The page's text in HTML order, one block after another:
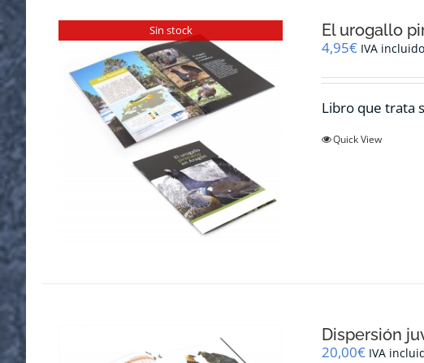
Sin stock El urogallo
4,95€ IVA incluido
Libro que trata
Quick View
Dispersión
20,00€ IVA